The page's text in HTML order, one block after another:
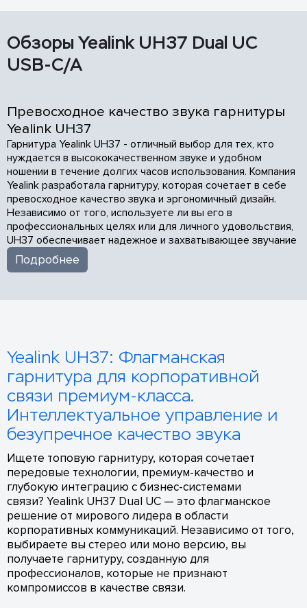
Обзоры Yealink UH37 Dual UC
USB-C/A
Превосходное качество звука гарнитуры
Yealink UH37
Гарнитура Yealink UH37 - отличный выбор для тех, кто
нуждается в высококачественном звуке и удобном
ношении в течение долгих часов использования. Компания
Yealink разработала гарнитуру, которая сочетает в себе
превосходное качество звука и эргономичный дизайн.
Независимо от того, используете ли вы его в
профессиональных целях или для личного удовольствия,
UH37 обеспечивает надежное и захватывающее звучание
Подробнее
Yealink UH37: Флагманская
гарнитура для корпоративной
связи премиум-класса.
Интеллектуальное управление и
безупречное качество звука
Ищете топовую гарнитуру, которая сочетает
передовые технологии, премиум-качество и
глубокую интеграцию с бизнес-системами
связи? Yealink UH37 Dual UC — это флагманское
решение от мирового лидера в области
корпоративных коммуникаций. Независимо от того,
выбираете вы стерео или моно версию, вы
получаете гарнитуру, созданную для
профессионалов, которые не признают
компромиссов в качестве связи.